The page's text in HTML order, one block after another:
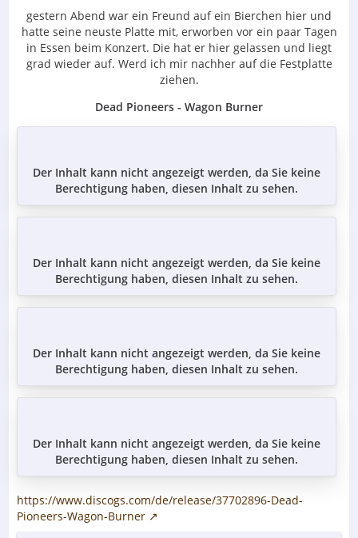
gestern Abend war ein Freund auf ein Bierchen hier und
hatte seine neuste Platte mit, erworben vor ein paar Tagen
in Essen beim Konzert. Die hat er hier gelassen und liegt
grad wieder auf. Werd ich mir nachher auf die Festplatte
ziehen.
Dead Pioneers - Wagon Burner
Der Inhalt kann nicht angezeigt werden, da Sie keine
Berechtigung haben, diesen Inhalt zu sehen.
Der Inhalt kann nicht angezeigt werden, da Sie keine
Berechtigung haben, diesen Inhalt zu sehen.
Der Inhalt kann nicht angezeigt werden, da Sie keine
Berechtigung haben, diesen Inhalt zu sehen.
Der Inhalt kann nicht angezeigt werden, da Sie keine
Berechtigung haben, diesen Inhalt zu sehen.
https://www.discogs.com/de/release/37702896-Dead-
Pioneers-Wagon-Burner